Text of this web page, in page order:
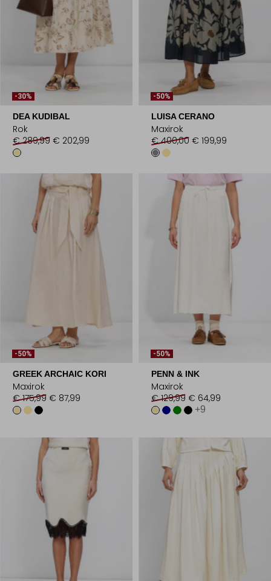
-30%
DEA KUDIBAL
Rok
€ 289,99 € 202,99
-50%
LUISA CERANO
Maxirok
€ 400,00 € 199,99
-50%
GREEK ARCHAIC KORI
Maxirok
€ 175,99 € 87,99
-50%
PENN & INK
Maxirok
€ 129,99 € 64,99
+9